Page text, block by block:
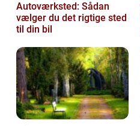
Autoværksted: Sådan
vælger du det rigtige sted
til din bil